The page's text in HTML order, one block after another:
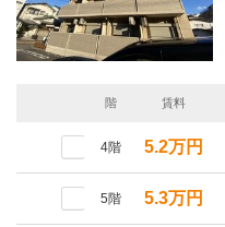
階 賃料
4階 5.2万円
5階 5.3万円